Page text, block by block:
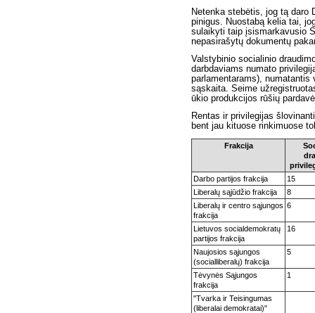
Netenka stebėtis, jog tą daro
pinigus. Nuostabą kelia tai,
sulaikyti taip įsismarkavusio
nepasirašytų dokumentų
Valstybinio socialinio
darbdaviams numato
parlamentarams),
sąskaita. Seime
ūkio produkcijos rūšių
Rentas ir privilegijas
bent jau kituose rinkimuose
Frakcija
Darbo partijos frakcija
15
Liberalų sąjūdžio frakcija
8
Liberalų ir centro sąjungos
frakcija
6
Lietuvos socialdemokratų
partijos frakcija
16
Naujosios sąjungos
(socialliberalų) frakcija
5
Tėvynės Sąjungos
frakcija
1
"Tvarka ir Teisingumas
(liberalai demokratai)"